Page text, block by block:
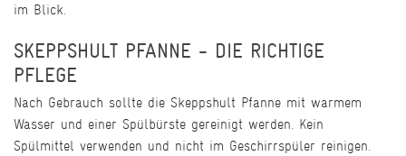
im Blick.
SKEPPSHULT PFANNE - DIE RICHTIGE
PFLEGE
Nach Gebrauch sollte die Skeppshult Pfanne mit warmem
Wasser und einer Spülbürste gereinigt werden. Kein
Spülmittel verwenden und nicht im Geschirrspüler reinigen.